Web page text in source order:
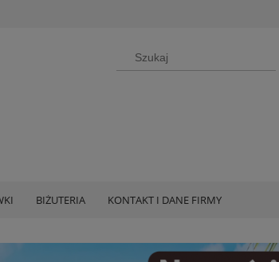
BIŻUTERIA KONTAKT I DANE FIRMY